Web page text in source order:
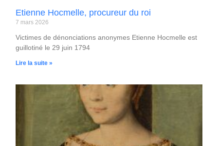
Etienne Hocmelle, procureur du roi
7 mars 2026
Victimes de dénonciations anonymes Etienne Hocmelle est
guillotiné le 29 juin 1794
Lire la suite »